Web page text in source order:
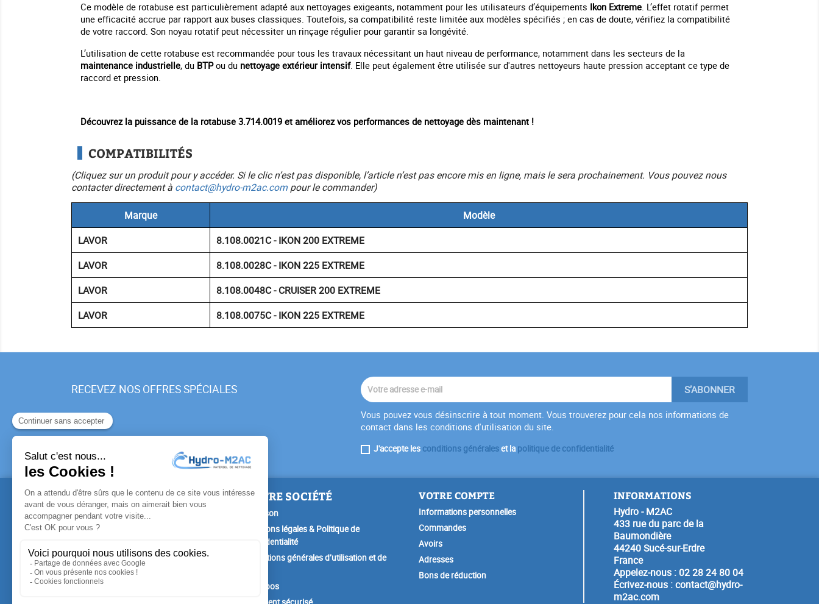
Ce modèle de rotabuse est particulièrement adapté aux nettoyages exigeants, notamment pour les utilisateurs d’équipements Ikon Extreme. L’effet rotatif permet
une efficacité accrue par rapport aux buses classiques. Toutefois, sa compatibilité reste limitée aux modèles spécifiés ; en cas de doute, vérifiez la compatibilité
de votre raccord. Son noyau rotatif peut nécessiter un rinçage régulier pour garantir sa longévité.
L’utilisation de cette rotabuse est recommandée pour tous les travaux nécessitant un haut niveau de performance, notamment dans les secteurs de la
maintenance industrielle, du BTPou du nettoyage extérieur intensif. Elle peut également être utilisée sur d'autres nettoyeurs haute pression acceptant ce type de
raccord et pression.
Découvrez la puissance de la rotabuse 3.714.0019 et améliorez vos performances de nettoyage dès maintenant !
COMPATIBILITÉS
(Cliquez sur un produit pour y accéder. Si le clic n’est pas disponible, l’article n’est pas encore mis en ligne, mais le sera prochainement. Vous pouvez nous
contacter directement à contact@hydro-m2ac.compour le commander)
Marque
Modèle
LAVOR
8.108.0021C - IKON 200 EXTREME
LAVOR
8.108.0028C - IKON 225 EXTREME
LAVOR
8.108.0048C - CRUISER 200 EXTREME
LAVOR
8.108.0075C - IKON 225 EXTREME
RECEVEZ NOS OFFRES SPÉCIALES
Vous pouvez vous désinscrire à tout moment. Vous trouverez pour cela nos informations de
contact dans les conditions d'utilisation du site.
J'accepte les conditions généraleset lapolitique de confidentialité
PRODUITS
Promotions
Nouveaux produits
NOTRE SOCIÉTÉ
Livraison
Mentions légales & Politique de
Confidentialité
Conditions générales d’utilisation et de
A propos
VOTRE COMPTE
Informations personnelles
Commandes
Avoirs
Adresses
Bons de réduction
INFORMATIONS
Hydro - M2AC
433 rue du parc de la
Baumondière
44240 Sucé-sur-Erdre
France
Appelez-nous : 02 28 24 80 04
Écrivez-nous :contact@hydro-
m2ac.com